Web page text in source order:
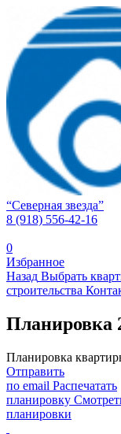
“Северная звезда”
8 (918) 556-42-16
0
Избранное
Назад Выбрать
строительства
Планировка
Планировка
Отправить
по email Распечатать
планировку
планировки